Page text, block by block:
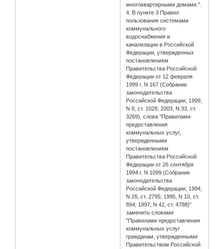
многоквартирными домами.".
4. В пункте 3 Правил
пользования системами
коммунального
водоснабжения и
канализации в Российской
Федерации, утвержденных
постановлением
Правительства Российской
Федерации от 12 февраля
1999 г. N 167 (Собрание
законодательства
Российской Федерации, 1999,
N 8, ст. 1028; 2003, N 33, ст.
3269), слова "Правилами
предоставления
коммунальных услуг,
утвержденными
постановлением
Правительства Российской
Федерации от 26 сентября
1994 г. N 1099 (Собрание
законодательства
Российской Федерации, 1994,
N 26, ст. 2795; 1995, N 10, ст.
894; 1997, N 42, ст. 4788)"
заменить словами
"Правилами предоставления
коммунальных услуг
гражданам, утвержденными
Правительством Российской